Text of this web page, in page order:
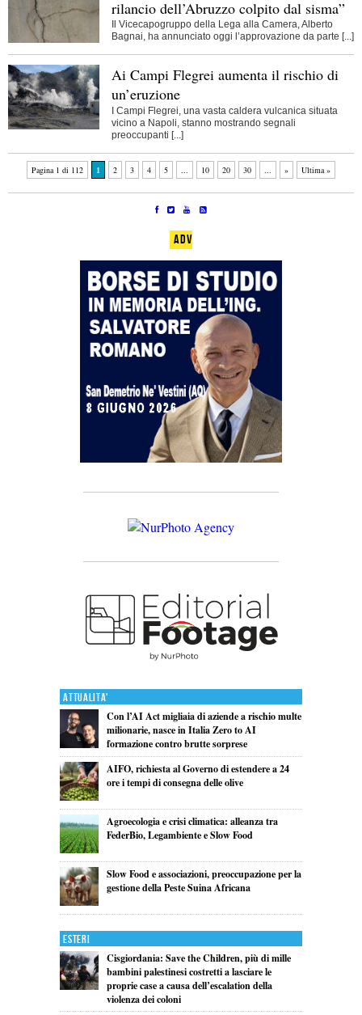
rilancio dell’Abruzzo colpito dal sisma”
Il Vicecapogruppo della Lega alla Camera, Alberto
Bagnai, ha annunciato oggi l’approvazione da parte [...]
Ai Campi Flegrei aumenta il rischio di
un’eruzione
I Campi Flegrei, una vasta caldera vulcanica situata
vicino a Napoli, stanno mostrando segnali
preoccupanti [...]
Pagina 1 di 112 1 2 3 4 5 ... 10 20 30 ... » Ultima »
ADV
Attualita'
Con l’AI Act migliaia di aziende a rischio multe
milionarie, nasce in Italia Zero to AI
formazione contro brutte sorprese
AIFO, richiesta al Governo di estendere a 24
ore i tempi di consegna delle olive
Agroecologia e crisi climatica: alleanza tra
FederBio, Legambiente e Slow Food
Slow Food e associazioni, preoccupazione per la
gestione della Peste Suina Africana
Esteri
Cisgiordania: Save the Children, più di mille
bambini palestinesi costretti a lasciare le
proprie case a causa dell’escalation della
violenza dei coloni